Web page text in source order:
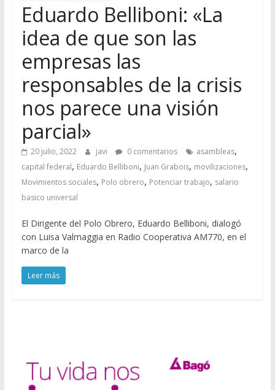
Eduardo Belliboni: «La
idea de que son las
empresas las
responsables de la crisis
nos parece una visión
parcial»
20 julio, 2022 javi 0 comentarios asambleas,
capital federal, Eduardo Belliboni, Juan Grabois, movilizaciones,
Movimientos sociales, Polo obrero, Potenciar trabajo, salario
basico universal
El Dirigente del Polo Obrero, Eduardo Belliboni, dialogó
con Luisa Valmaggia en Radio Cooperativa AM770, en el
marco de la
Leer más